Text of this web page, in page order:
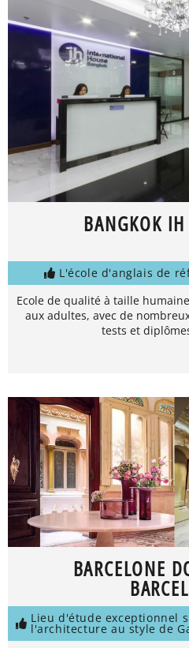
BANGKOK
L'école d'anglais de
Ecole de qualité à taille
aux adultes, avec de
tests et
BARCELONE
Lieu d'étude exceptionnel
l'architecture au style de